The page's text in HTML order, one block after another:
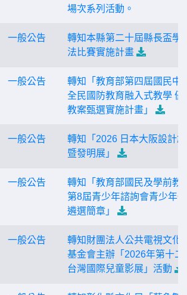
場次系列活動。
一般公告
轉知本縣第二十屆縣長盃學
法比賽實施計畫
一般公告
轉知「教育部第四屆國民中
全民國防教育融入式教學 優
教案甄選實施計畫」
一般公告
轉知「2026 日本大阪設計
暨發明展」
一般公告
轉知「教育部國民及學前教
第8屆青少年諮詢會青少年
遴選簡章」
一般公告
轉知財團法人公共電視文化
基金會主辦「2026年第十二
台灣國際兒童影展」活動